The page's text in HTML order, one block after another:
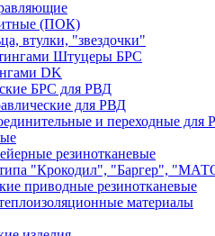
(ПОК)
втулки, "звездочки"
Штуцеры БРС
DK
БРС для РВД
для РВД
и переходные для
резинотканевые
"Крокодил", "Баргер",
приводные резинотканевые
материалы